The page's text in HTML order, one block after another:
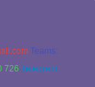
Teams:
726 Telegram: